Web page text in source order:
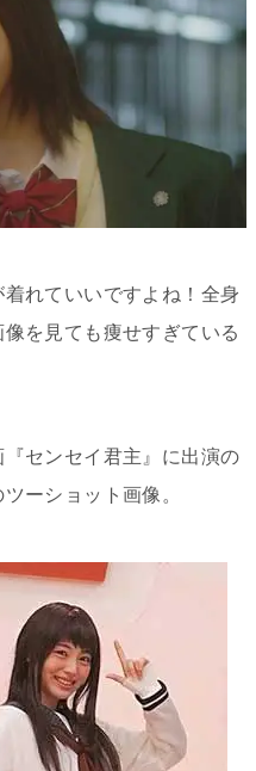
れていいですよね！全身
を見ても痩せすぎている
センセイ君主』に出演の
ーショット画像。